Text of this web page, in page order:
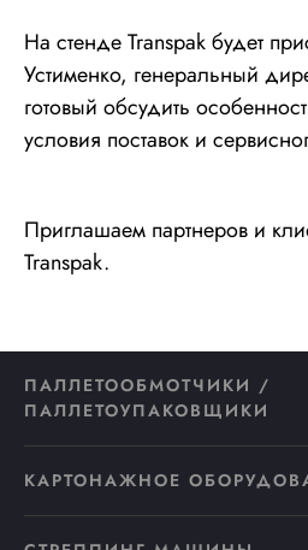
На стенде Transpak будет
Устименко, генеральный
готовый обсудить
условия поставок и
Приглашаем партнеров и
Transpak.
ПАЛЛЕТООБМОТЧИКИ /
ПАЛЛЕТОУПАКОВЩИКИ
КАРТОНАЖНОЕ